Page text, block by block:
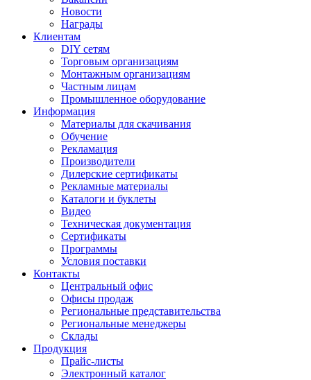
Новости
Награды
Клиентам
DIY сетям
Торговым организациям
Монтажным организациям
Частным лицам
Промышленное оборудование
Информация
Материалы для скачивания
Обучение
Рекламация
Производители
Дилерские сертификаты
Рекламные материалы
Каталоги и буклеты
Видео
Техническая документация
Сертификаты
Программы
Условия поставки
Контакты
Центральный офис
Офисы продаж
Региональные представительства
Региональные менеджеры
Склады
Продукция
Прайс-листы
Электронный каталог